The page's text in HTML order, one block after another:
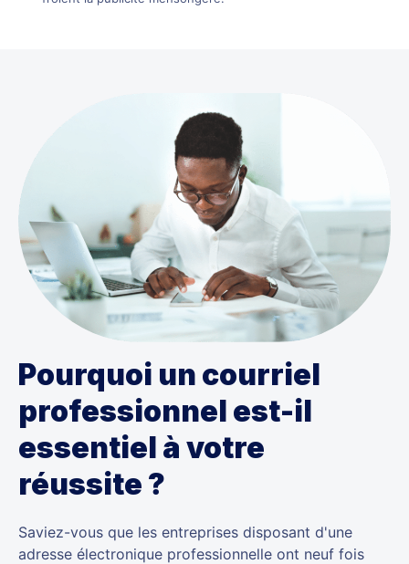
Pourquoi un courriel
professionnel est-il
essentiel à votre
réussite ?
Saviez-vous que les entreprises disposant d'une
adresse électronique professionnelle ont neuf fois